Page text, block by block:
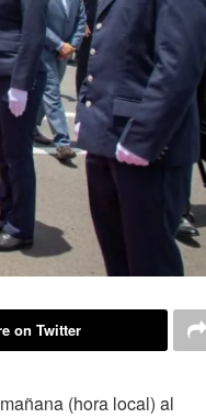
on Twitter
(hora local) al